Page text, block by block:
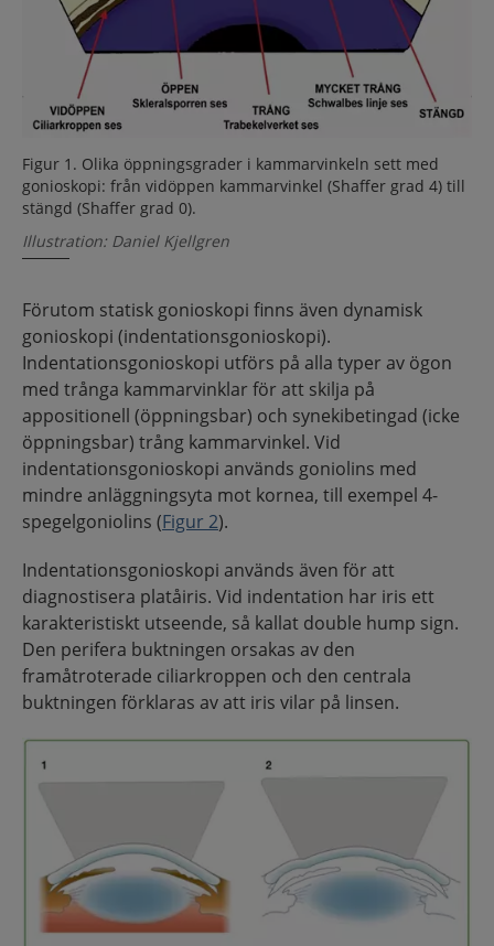
Figur 1. Olika öppningsgrader i kammarvinkeln sett med
gonioskopi: från vidöppen kammarvinkel (Shaffer grad 4) till
stängd (Shaffer grad 0).
Illustration: Daniel Kjellgren
Förutom statisk gonioskopi finns även dynamisk
gonioskopi (indentationsgonioskopi).
Indentationsgonioskopi utförs på alla typer av ögon
med trånga kammarvinklar för att skilja på
appositionell (öppningsbar) och synekibetingad (icke
öppningsbar) trång kammarvinkel. Vid
indentationsgonioskopi används goniolins med
mindre anläggningsyta mot kornea, till exempel 4-
spegelgoniolins (Figur 2).
Indentationsgonioskopi används även för att
diagnostisera platåiris. Vid indentation har iris ett
karakteristiskt utseende, så kallat double hump sign.
Den perifera buktningen orsakas av den
framåtroterade ciliarkroppen och den centrala
buktningen förklaras av att iris vilar på linsen.